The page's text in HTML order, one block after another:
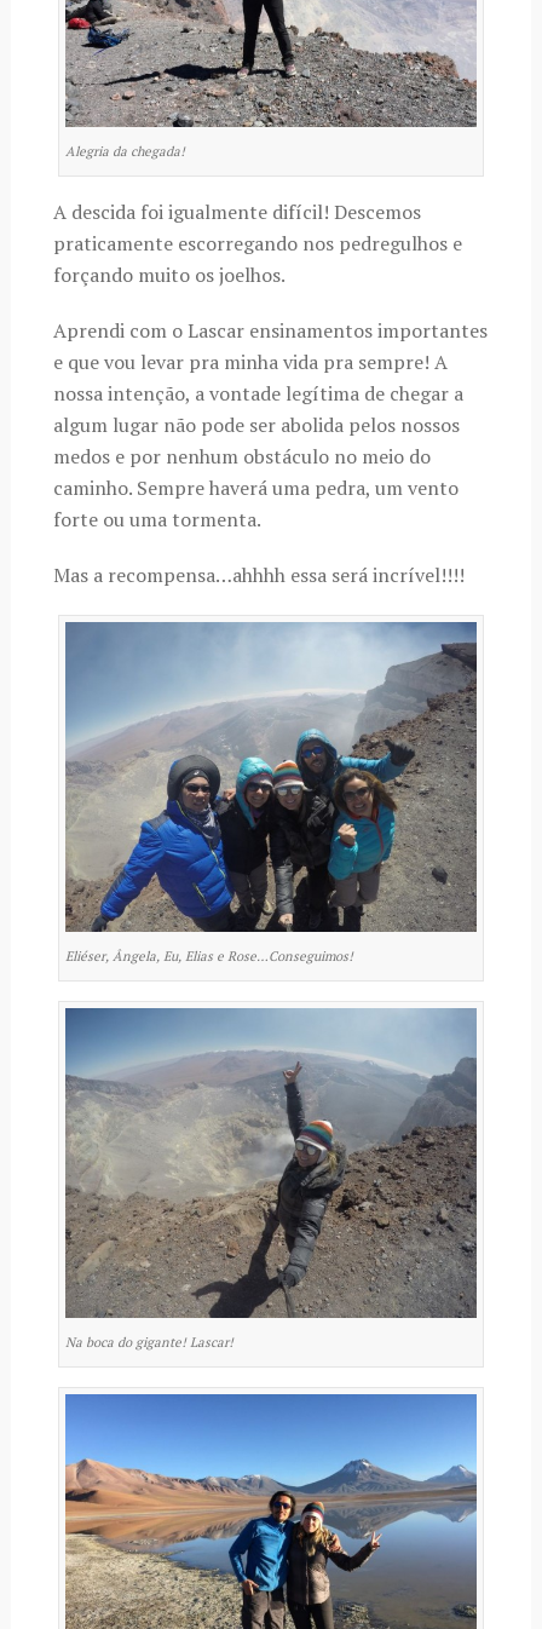
Alegria da chegada!
A descida foi igualmente difícil! Descemos
praticamente escorregando nos pedregulhos e
forçando muito os joelhos.
Aprendi com o Lascar ensinamentos importantes
e que vou levar pra minha vida pra sempre! A
nossa intenção, a vontade legítima de chegar a
algum lugar não pode ser abolida pelos nossos
medos e por nenhum obstáculo no meio do
caminho. Sempre haverá uma pedra, um vento
forte ou uma tormenta.
Mas a recompensa…ahhhh essa será incrível!!!!
Eliéser, Ângela, Eu, Elias e Rose…Conseguimos!
Na boca do gigante! Lascar!